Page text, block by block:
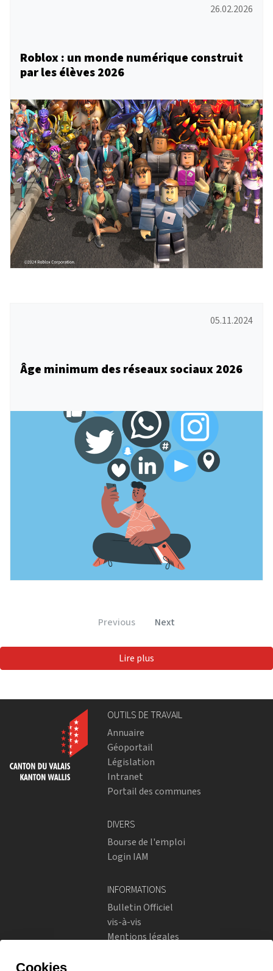
26.02.2026
Roblox : un monde numérique construit
par les élèves 2026
05.11.2024
Âge minimum des réseaux sociaux 2026
Previous Next
Lire plus
OUTILS DE TRAVAIL
Annuaire
Géoportail
Législation
Intranet
Portail des communes
DIVERS
Bourse de l'emploi
Login IAM
INFORMATIONS
Bulletin Officiel
vis-à-vis
Mentions légales